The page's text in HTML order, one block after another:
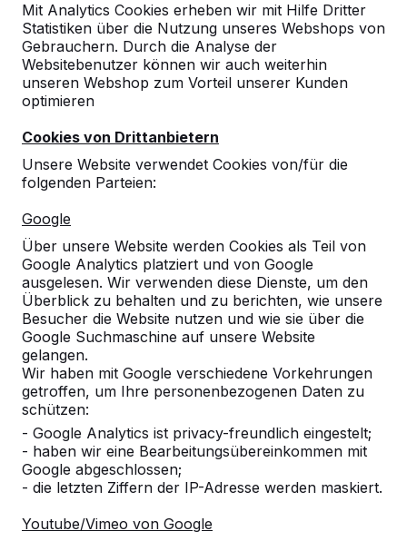
Mit Analytics Cookies erheben wir mit Hilfe Dritter
Statistiken über die Nutzung unseres Webshops von
Gebrauchern. Durch die Analyse der
Websitebenutzer können wir auch weiterhin
unseren Webshop zum Vorteil unserer Kunden
optimieren
Cookies von Drittanbietern
Unsere Website verwendet Cookies von/für die
folgenden Parteien:
Google
Über unsere Website werden Cookies als Teil von
Google Analytics platziert und von Google
ausgelesen. Wir verwenden diese Dienste, um den
Überblick zu behalten und zu berichten, wie unsere
Besucher die Website nutzen und wie sie über die
Google Suchmaschine auf unsere Website
gelangen.
Wir haben mit Google verschiedene Vorkehrungen
getroffen, um Ihre personenbezogenen Daten zu
schützen:
- Google Analytics ist privacy-freundlich eingestelt;
- haben wir eine Bearbeitungsübereinkommen mit
Google abgeschlossen;
- die letzten Ziffern der IP-Adresse werden maskiert.
Youtube/Vimeo von Google
Referenzen
Unsere Produkte finden Sie in ganz Europa
und darüber hinaus. Sehen Sie hier, wo Sie
ein HeBlad-Produkt in Ihrer Nähe finden.
Produkt
Alles anzeigen
Kategorie
Alles anzeigen
Ort oder Postleitzahl suchen